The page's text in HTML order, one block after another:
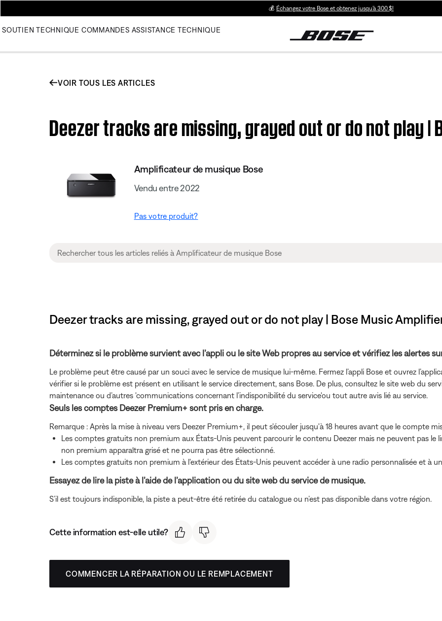
💰 Échangez votre Bose et obtenez jusqu’à 300 $!
SOUTIEN TECHNIQUE COMMANDES ASSISTANCE TECHNIQUE
VOIR TOUS LES ARTICLES
Deezer tracks are missing, grayed out or do not play |
Amplificateur de musique Bose
Vendu entre 2022
Pas votre produit?
Deezer tracks are missing, grayed out or do not play | Bose Music
Déterminez si le problème survient avec l’appli ou le site Web propres au service et vérifiez les alertes
Le problème peut être causé par un souci avec le service de musique lui-même. Fermez l’appli Bose et ouvrez
vérifier si le problème est présent en utilisant le service directement, sans Bose. De plus, consultez le site web du
maintenance ou d’autres 'communications concernant l’indisponibilité du service'ou tout autre avis lié au service.
Seuls les comptes Deezer Premium+ sont pris en charge.
Remarque : Après la mise à niveau vers Deezer Premium+, il peut s'écouler jusqu'à 18 heures avant que le compte
Les comptes gratuits non premium aux États-Unis peuvent parcourir le contenu Deezer mais ne peuvent pas
non premium apparaîtra grisé et ne pourra pas être sélectionné.
Les comptes gratuits non premium à l'extérieur des États-Unis peuvent accéder à une radio personnalisée et à
Essayez de lire la piste à l’aide de l’application ou du site web du service de musique.
S’il est toujours indisponible, la piste a peut-être été retirée du catalogue ou n’est pas disponible dans votre région.
Cette information est-elle utile?
COMMENCER LA RÉPARATION OU LE REMPLACEMENT